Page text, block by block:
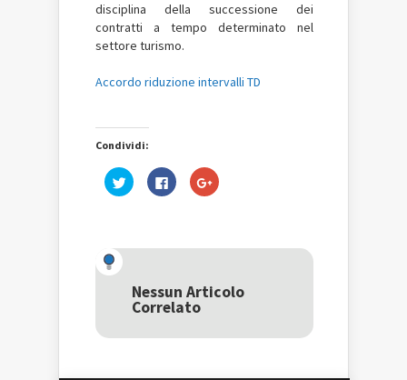
disciplina della successione dei
contratti a tempo determinato nel
settore turismo.
Accordo riduzione intervalli TD
Condividi:
Fai
clic
una
nuova
finestra)
Fai
clic
nuova
finestra)
Fai
clic
una
nuova
Nessun Articolo
Correlato